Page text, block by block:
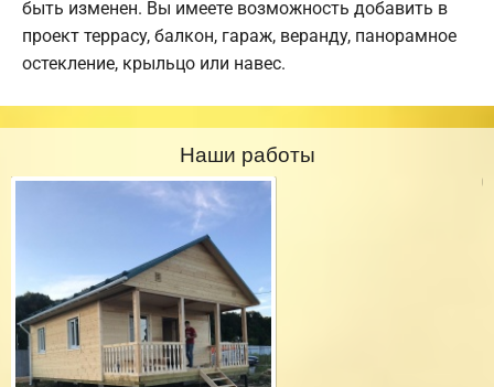
быть изменен. Вы имеете возможность добавить в
проект террасу, балкон, гараж, веранду, панорамное
остекление, крыльцо или навес.
Наши работы